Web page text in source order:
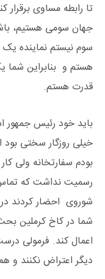
تا رابطه مساوی برقرار
جهان سومی هستیم،
سوم نیستم نماینده یک
هستم و بنابراین شما
قدرت هستم.
باید خود رئیس جمهور
خیلی روزگار سختی
بودم سفارتخانه ولی
رسمیت نداشت که تماس
شوروی احضار کردند در
شما در کاخ کرملین
اعمال کند. فرمولی
دیگر اعتراض نکنند و